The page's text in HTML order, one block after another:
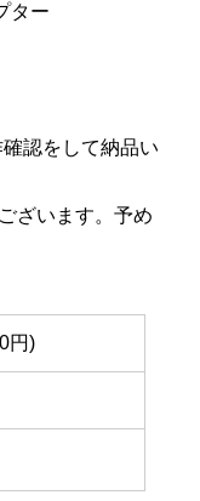
ター
認をして納品い
ざいます。予め
円)